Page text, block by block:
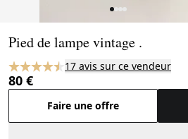
Pied de lampe vintage .
17 avis sur ce vendeur
80 €
Faire une offre